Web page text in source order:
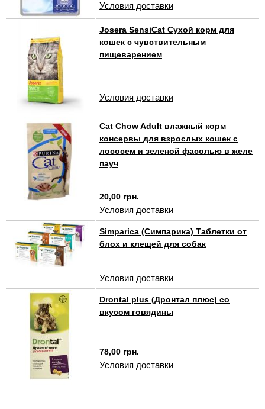
Условия доставки
Josera SensiCat Сухой корм для
кошек с чувствительным
пищеварением
Условия доставки
Cat Chow Adult влажный корм
консервы для взрослых кошек с
лососем и зеленой фасолью в желе
пауч
20,00 грн.
Условия доставки
Simparica (Симпарика) Таблетки от
блох и клещей для собак
Условия доставки
Drontal plus (Дронтал плюс) со
вкусом говядины
78,00 грн.
Условия доставки